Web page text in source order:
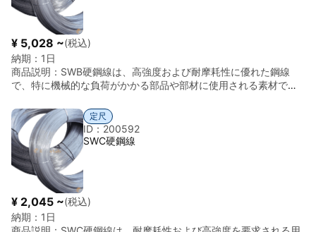
用途 建材、構造部材、自動車部品、板金加工、機械部品、一般工
業用途 など ■ 材質 軟鋼（低炭素鋼） ■ 比重（密度） 約7.85
g/cm³ ■ 形状 コイル（巻き材）
¥ 5,028 ~(税込)
納期： 1日
商品説明： SWB硬鋼線は、高強度および耐摩耗性に優れた鋼線
で、特に機械的な負荷がかかる部品や部材に使用される素材で
強度や靭性が向上しており、様々な産業分野で広く使用されてい
ます。主に自動車部品、機械部品、工具などの製造に利用され、
長期間安定した性能を発揮する特性を持っています。 ◎高引張強
度：SWB硬鋼線は、高い引張強度を持ち、機械的な負荷や振動が
加わる環境においても長期間にわたり安定した性能を発揮しま
す。 ◎優れた耐摩耗性：摩耗や摩擦に強いため、長時間使用して
も性能が低下しにくく、耐久性に優れています。 ◎冷間加工特
性：冷間圧延により精密なサイズ調整が可能で、強度や硬度を最
適化できます。また、加工後に均一な品質を保つため、精度が高
定尺
ID：200592
SWC硬鋼線
¥ 2,045 ~(税込)
納期： 1日